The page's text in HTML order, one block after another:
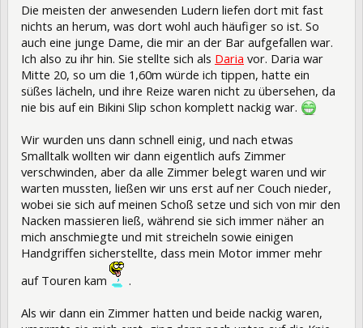
Die meisten der anwesenden Ludern liefen dort mit fast
nichts an herum, was dort wohl auch häufiger so ist. So
auch eine junge Dame, die mir an der Bar aufgefallen war.
Ich also zu ihr hin. Sie stellte sich als Daria vor. Daria war
Mitte 20, so um die 1,60m würde ich tippen, hatte ein
süßes lächeln, und ihre Reize waren nicht zu übersehen, da
nie bis auf ein Bikini Slip schon komplett nackig war.
Wir wurden uns dann schnell einig, und nach etwas
Smalltalk wollten wir dann eigentlich aufs Zimmer
verschwinden, aber da alle Zimmer belegt waren und wir
warten mussten, ließen wir uns erst auf ner Couch nieder,
wobei sie sich auf meinen Schoß setze und sich von mir den
Nacken massieren ließ, während sie sich immer näher an
mich anschmiegte und mit streicheln sowie einigen
Handgriffen sicherstellte, dass mein Motor immer mehr
auf Touren kam
.
Als wir dann ein Zimmer hatten und beide nackig waren,